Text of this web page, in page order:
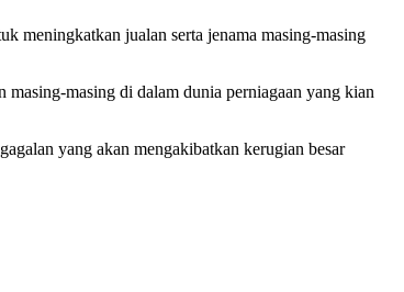
meningkatkan jualan serta jenama masing-masing
masing-masing di dalam dunia perniagaan yang kian
yang akan mengakibatkan kerugian besar